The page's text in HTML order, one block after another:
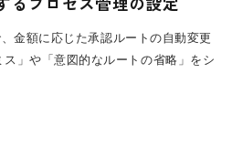
金額に応じた承認ルートの自動変更
」や「意図的なルートの省略」をシ